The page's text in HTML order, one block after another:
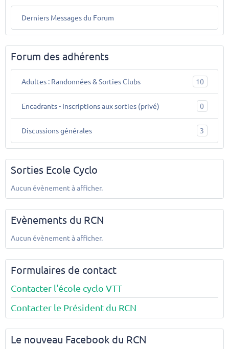
Derniers Messages du Forum
Forum des adhérents
Adultes : Randonnées & Sorties Clubs 10
Encadrants - Inscriptions aux sorties (privé) 0
Discussions générales 3
Sorties Ecole Cyclo
Aucun évènement à afficher.
Evènements du RCN
Aucun évènement à afficher.
Formulaires de contact
Contacter l'école cyclo VTT
Contacter le Président du RCN
Le nouveau Facebook du RCN